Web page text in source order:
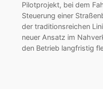
Pilotprojekt, bei dem
Steuerung einer
der traditionsreichen
neuer Ansatz im
den Betrieb langfristig